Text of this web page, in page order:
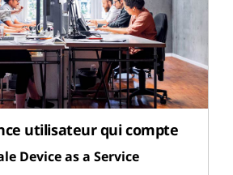
utilisateur qui compte
Device as a Service